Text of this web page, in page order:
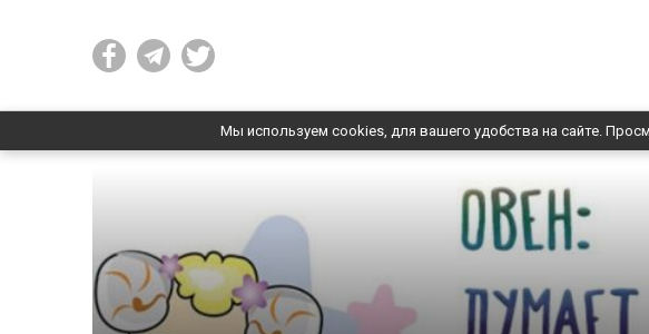
Мы используем cookies, для вашего удобства на сайте.